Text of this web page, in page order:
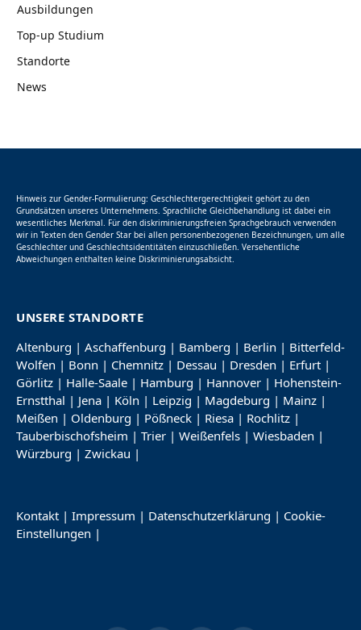
Ausbildungen
Top-up Studium
Standorte
News
Hinweis zur Gender-Formulierung: Geschlechtergerechtigkeit gehört zu den
Grundsätzen unseres Unternehmens. Sprachliche Gleichbehandlung ist dabei ein
wesentliches Merkmal. Für den diskriminierungsfreien Sprachgebrauch verwenden
wir in Texten den Gender Star bei allen personenbezogenen Bezeichnungen, um alle
Geschlechter und Geschlechtsidentitäten einzuschließen. Versehentliche
Abweichungen enthalten keine Diskriminierungsabsicht.
UNSERE STANDORTE
Altenburg | Aschaffenburg | Bamberg | Berlin | Bitterfeld-
Wolfen | Bonn | Chemnitz | Dessau | Dresden | Erfurt |
Görlitz | Halle-Saale | Hamburg | Hannover | Hohenstein-
Ernstthal | Jena | Köln | Leipzig | Magdeburg | Mainz |
Meißen | Oldenburg | Pößneck | Riesa | Rochlitz |
Tauberbischofsheim | Trier | Weißenfels | Wiesbaden |
Würzburg | Zwickau |
Kontakt | Impressum | Datenschutzerklärung | Cookie-
Einstellungen |